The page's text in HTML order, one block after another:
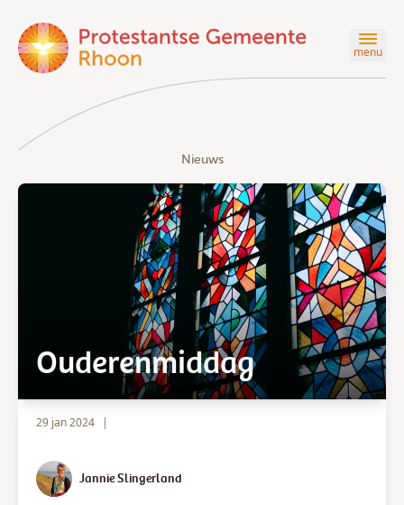
menu
Nieuws
Ouderenmiddag
29 jan 2024 |
Jannie Slingerland